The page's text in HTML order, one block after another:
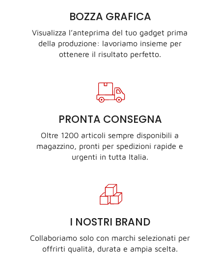
BOZZA GRAFICA
Visualizza l’anteprima del tuo gadget prima
della produzione: lavoriamo insieme per
ottenere il risultato perfetto.
PRONTA CONSEGNA
Oltre 1200 articoli sempre disponibili a
magazzino, pronti per spedizioni rapide e
urgenti in tutta Italia.
I NOSTRI BRAND
Collaboriamo solo con marchi selezionati per
offrirti qualità, durata e ampia scelta.